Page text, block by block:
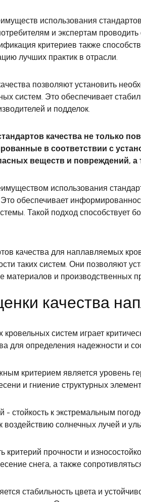
использования
и экспертам
критериев также
лучших практик в отрасли.
позволяют установить
систем. Это обеспечивает
и подделок.
качества не только
в соответствии с
веществ и повреждений,
использования
Это обеспечивает
Такой подход способствует
качества для наплавляемых
таких систем. Они позволяют
материалов и
качества
систем играет
для определения надежности и
критерием является уровень
и гниение структурных
- стойкость к экстремальным
воздействию солнечных лучей и
критерий прочности и
снега, а также
стабильность цвета и